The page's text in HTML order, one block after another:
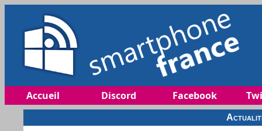
Accueil Discord Facebook